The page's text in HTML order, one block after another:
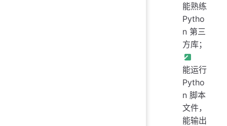
能熟练
Pytho
n 第三
方库；
能运行
Pytho
n 脚本
文件，
能输出